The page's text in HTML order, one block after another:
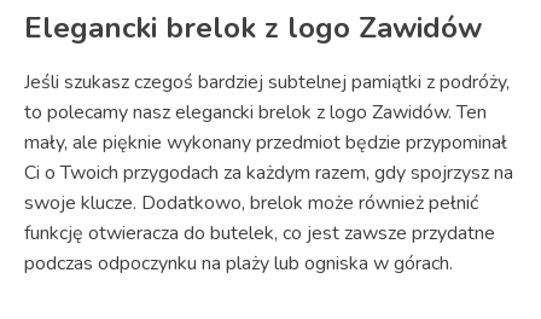
Elegancki brelok z logo Zawidów
Jeśli szukasz czegoś bardziej subtelnej pamiątki z podróży,
to polecamy nasz elegancki brelok z logo Zawidów. Ten
mały, ale pięknie wykonany przedmiot będzie przypominał
Ci o Twoich przygodach za każdym razem, gdy spojrzysz na
swoje klucze. Dodatkowo, brelok może również pełnić
funkcję otwieracza do butelek, co jest zawsze przydatne
podczas odpoczynku na plaży lub ogniska w górach.